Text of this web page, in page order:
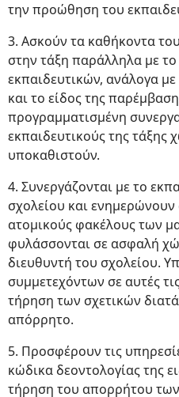
την προώθηση του
3. Ασκούν τα καθήκοντα
στην τάξη παράλληλα με
εκπαιδευτικών, ανάλογα
και το είδος της
προγραμματισμένη
εκπαιδευτικούς της τάξης
υποκαθιστούν.
4. Συνεργάζονται με το
σχολείου και
ατομικούς φακέλους των
φυλάσσονται σε ασφαλή
διευθυντή του σχολείου.
συμμετεχόντων σε αυτές
τήρηση των σχετικών
απόρρητο.
5. Προσφέρουν τις
κώδικα δεοντολογίας της
τήρηση του απορρήτου